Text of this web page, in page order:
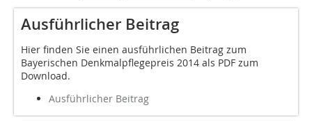
Ausführlicher Beitrag
Hier finden Sie einen ausführlichen Beitrag zum
Bayerischen Denkmalpflegepreis 2014 als PDF zum
Download.
Ausführlicher Beitrag